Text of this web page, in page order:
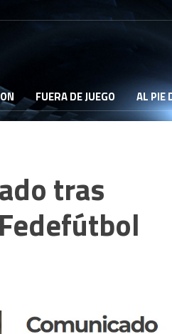
FUERA DE JUEGO AL PIE
tras